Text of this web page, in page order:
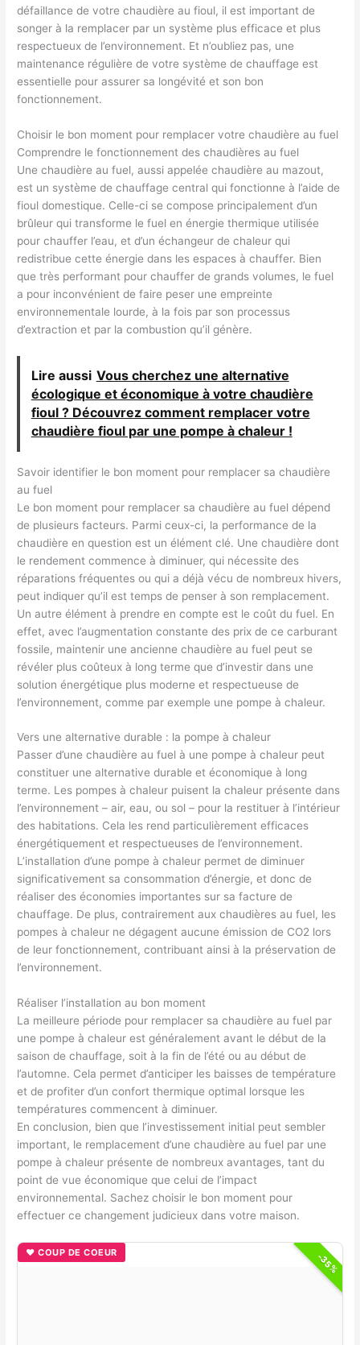
défaillance de votre chaudière au fioul, il est important de
songer à la remplacer par un système plus efficace et plus
respectueux de l’environnement. Et n’oubliez pas, une
maintenance régulière de votre système de chauffage est
essentielle pour assurer sa longévité et son bon
fonctionnement.
Choisir le bon moment pour remplacer votre chaudière au fuel
Comprendre le fonctionnement des chaudières au fuel
Une chaudière au fuel, aussi appelée chaudière au mazout,
est un système de chauffage central qui fonctionne à l’aide de
fioul domestique. Celle-ci se compose principalement d’un
brûleur qui transforme le fuel en énergie thermique utilisée
pour chauffer l’eau, et d’un échangeur de chaleur qui
redistribue cette énergie dans les espaces à chauffer. Bien
que très performant pour chauffer de grands volumes, le fuel
a pour inconvénient de faire peser une empreinte
environnementale lourde, à la fois par son processus
d’extraction et par la combustion qu’il génère.
Lire aussi Vous cherchez une alternative
écologique et économique à votre chaudière
fioul ? Découvrez comment remplacer votre
chaudière fioul par une pompe à chaleur !
Savoir identifier le bon moment pour remplacer sa chaudière
au fuel
Le bon moment pour remplacer sa chaudière au fuel dépend
de plusieurs facteurs. Parmi ceux-ci, la performance de la
chaudière en question est un élément clé. Une chaudière dont
le rendement commence à diminuer, qui nécessite des
réparations fréquentes ou qui a déjà vécu de nombreux hivers,
peut indiquer qu’il est temps de penser à son remplacement.
Un autre élément à prendre en compte est le coût du fuel. En
effet, avec l’augmentation constante des prix de ce carburant
fossile, maintenir une ancienne chaudière au fuel peut se
révéler plus coûteux à long terme que d’investir dans une
solution énergétique plus moderne et respectueuse de
l’environnement, comme par exemple une pompe à chaleur.
Vers une alternative durable : la pompe à chaleur
Passer d’une chaudière au fuel à une pompe à chaleur peut
constituer une alternative durable et économique à long
terme. Les pompes à chaleur puisent la chaleur présente dans
l’environnement – air, eau, ou sol – pour la restituer à l’intérieur
des habitations. Cela les rend particulièrement efficaces
énergétiquement et respectueuses de l’environnement.
L’installation d’une pompe à chaleur permet de diminuer
significativement sa consommation d’énergie, et donc de
réaliser des économies importantes sur sa facture de
chauffage. De plus, contrairement aux chaudières au fuel, les
pompes à chaleur ne dégagent aucune émission de CO2 lors
de leur fonctionnement, contribuant ainsi à la préservation de
l’environnement.
Réaliser l’installation au bon moment
La meilleure période pour remplacer sa chaudière au fuel par
une pompe à chaleur est généralement avant le début de la
saison de chauffage, soit à la fin de l’été ou au début de
l’automne. Cela permet d’anticiper les baisses de température
et de profiter d’un confort thermique optimal lorsque les
températures commencent à diminuer.
En conclusion, bien que l’investissement initial peut sembler
important, le remplacement d’une chaudière au fuel par une
pompe à chaleur présente de nombreux avantages, tant du
point de vue économique que celui de l’impact
environnemental. Sachez choisir le bon moment pour
effectuer ce changement judicieux dans votre maison.
-35%
♥ COUP DE COEUR